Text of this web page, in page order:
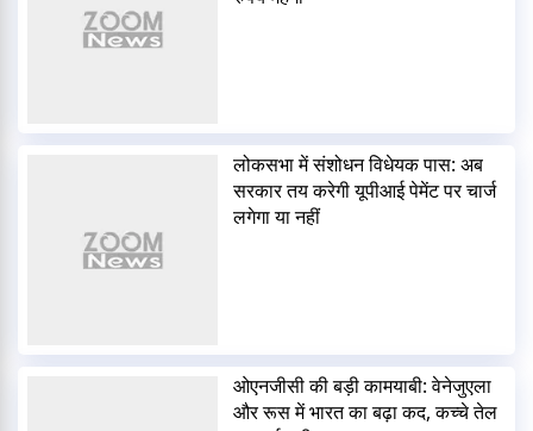
लोकसभा में संशोधन विधेयक पास: अब
सरकार तय करेगी यूपीआई पेमेंट पर चार्ज
लगेगा या नहीं
ओएनजीसी की बड़ी कामयाबी: वेनेजुएला
और रूस में भारत का बढ़ा कद, कच्चे तेल